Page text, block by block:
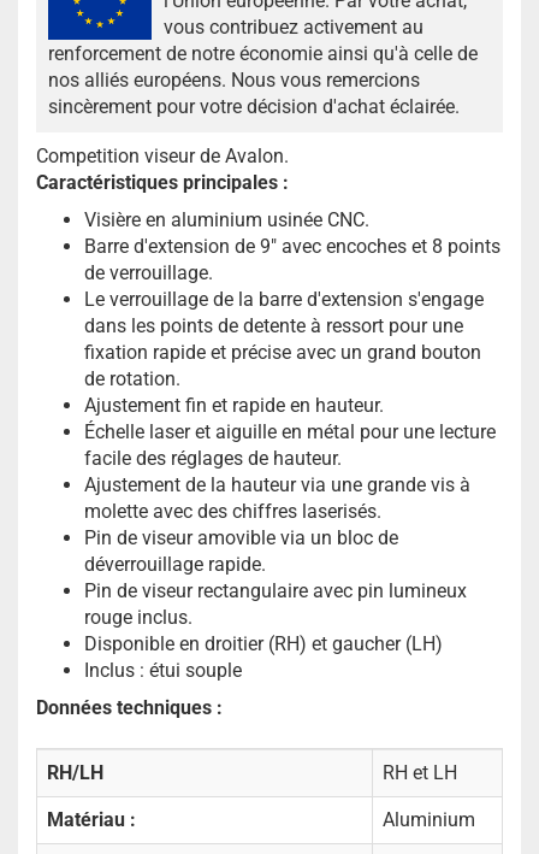
vous contribuez activement au
renforcement de notre économie ainsi qu'à celle de
nos alliés européens. Nous vous remercions
sincèrement pour votre décision d'achat éclairée.
Competition viseur de Avalon.
Caractéristiques principales :
Visière en aluminium usinée CNC.
Barre d'extension de 9" avec encoches et 8 points
de verrouillage.
Le verrouillage de la barre d'extension s'engage
dans les points de detente à ressort pour une
fixation rapide et précise avec un grand bouton
de rotation.
Ajustement fin et rapide en hauteur.
Échelle laser et aiguille en métal pour une lecture
facile des réglages de hauteur.
Ajustement de la hauteur via une grande vis à
molette avec des chiffres laserisés.
Pin de viseur amovible via un bloc de
déverrouillage rapide.
Pin de viseur rectangulaire avec pin lumineux
rouge inclus.
Disponible en droitier (RH) et gaucher (LH)
Inclus : étui souple
Données techniques :
RH/LH RH et LH
Matériau : Aluminium